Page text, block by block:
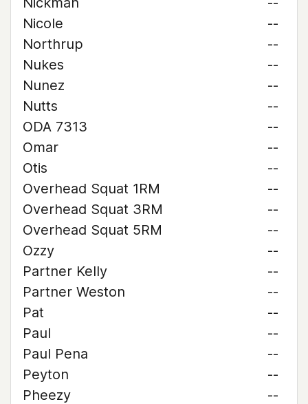
Nicole
--
Northrup
--
Nukes
--
Nunez
--
Nutts
--
ODA 7313
--
Omar
--
Otis
--
Overhead Squat 1RM
--
Overhead Squat 3RM
--
Overhead Squat 5RM
--
Ozzy
--
Partner Kelly
--
Partner Weston
--
Pat
--
Paul
--
Paul Pena
--
Peyton
--
Pheezy
--